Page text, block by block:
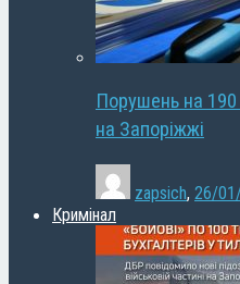
Порушень на
на Запоріжжі
zapsich, 26/
Кримінал